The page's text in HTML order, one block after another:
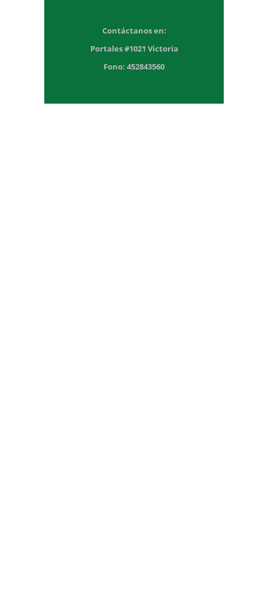
Contáctanos en:
Portales #1021 Victoria
Fono: 452843560